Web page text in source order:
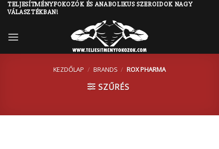
SkipTELJESÍTMÉNYFOKOZÓK ÉS ANABOLIKUS SZEROIDOK NAGY
VÁLASZTÉKBAN!
KEZDŐLAP / BRANDS / ROX PHARMA
SZŰRÉS